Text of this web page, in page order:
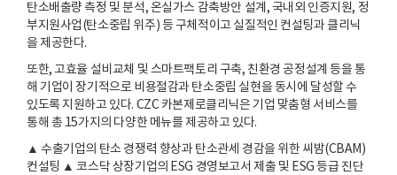
탄소배출량 측정 및 분석, 온실가스 감축방안 설계, 국내외 인증지원, 정
부지원사업(탄소중립 위주) 등 구체적이고 실질적인 컨설팅과 클리닉
을 제공한다.
또한, 고효율 설비교체 및 스마트팩토리 구축, 친환경 공정설계 등을 통
해 기업이 장기적으로 비용절감과 탄소중립 실현을 동시에 달성할 수
있도록 지원하고 있다. CZC 카본제로클리닉은 기업 맞춤형 서비스를
통해 총 15가지의 다양한 메뉴를 제공하고 있다.
▲ 수출기업의 탄소 경쟁력 향상과 탄소관세 경감을 위한 씨밤(CBAM)
컨설팅 ▲ 코스닥 상장기업의 ESG 경영보고서 제출 및 ESG 등급 진단